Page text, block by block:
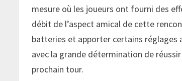
mesure où les joueurs ont fourni des
débit de l’aspect amical de cette
batteries et apporter certains réglages
avec la grande détermination de
prochain tour.